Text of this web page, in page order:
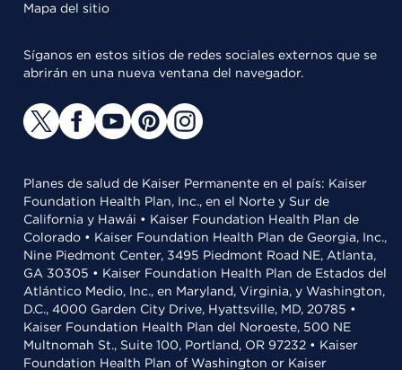
Mapa del sitio
Síganos en estos sitios de redes sociales externos que se
abrirán en una nueva ventana del navegador.
Planes de salud de Kaiser Permanente en el país: Kaiser
Foundation Health Plan, Inc., en el Norte y Sur de
California y Hawái • Kaiser Foundation Health Plan de
Colorado • Kaiser Foundation Health Plan de Georgia, Inc.,
Nine Piedmont Center, 3495 Piedmont Road NE, Atlanta,
GA 30305 • Kaiser Foundation Health Plan de Estados del
Atlántico Medio, Inc., en Maryland, Virginia, y Washington,
D.C., 4000 Garden City Drive, Hyattsville, MD, 20785 •
Kaiser Foundation Health Plan del Noroeste, 500 NE
Multnomah St., Suite 100, Portland, OR 97232 • Kaiser
Foundation Health Plan of Washington or Kaiser